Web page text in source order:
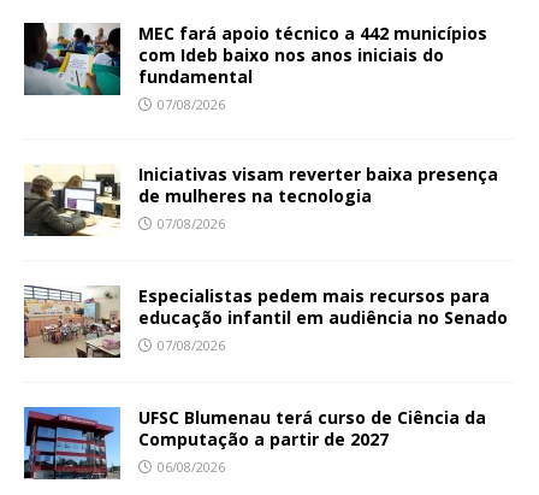
MEC fará apoio técnico a 442 municípios
com Ideb baixo nos anos iniciais do
fundamental
07/08/2026
Iniciativas visam reverter baixa presença
de mulheres na tecnologia
07/08/2026
Especialistas pedem mais recursos para
educação infantil em audiência no Senado
07/08/2026
UFSC Blumenau terá curso de Ciência da
Computação a partir de 2027
06/08/2026